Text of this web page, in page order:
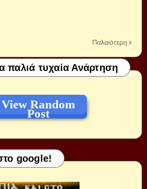
Παλαιότερη
παλιά τυχαία Ανάρτηση
View Random
Post
google!